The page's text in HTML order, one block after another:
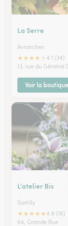
La Serre
Avranches
★★★★
4.1 (34)
13, rue du Général
Voir la boutique
L’atelier Bis
Sartilly
★★★★★4.8 (16)
64, Grande Rue